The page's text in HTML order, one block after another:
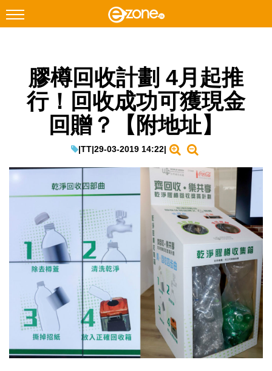
Facebook Instagram
科技焦點
教學評測
EduTech
IT Times
生成式AI與雲端應用
Enterprise Digital Transformation
膠樽回收計劃 4月起推
行！回收成功可獲現金
回贈？【附地址】
|TT|29-03-2019 14:22|